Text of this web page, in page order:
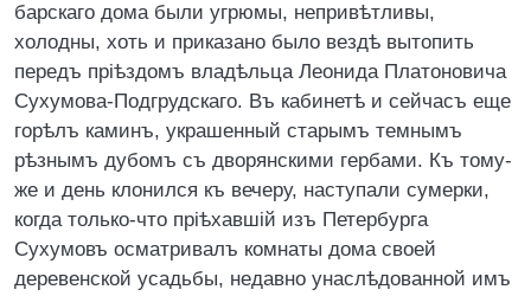
барскаго дома были угрюмы, непривѣтливы,
холодны, хоть и приказано было вездѣ вытопить
передъ пріѣздомъ владѣльца Леонида Платоновича
Сухумова-Подгрудскаго. Въ кабинетѣ и сейчасъ еще
горѣлъ каминъ, украшенный старымъ темнымъ
рѣзнымъ дубомъ съ дворянскими гербами. Къ тому-
же и день клонился къ вечеру, наступали сумерки,
когда только-что пріѣхавшій изъ Петербурга
Сухумовъ осматривалъ комнаты дома своей
деревенской усадьбы, недавно унаслѣдованной имъ